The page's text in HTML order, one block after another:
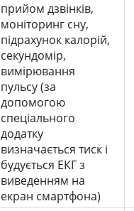
прийом дзвінків,
моніторинг сну,
підрахунок калорій,
секундомір,
вимірювання
пульсу (за
допомогою
спеціального
додатку
визначається тиск і
будується ЕКГ з
виведенням на
екран смартфона)